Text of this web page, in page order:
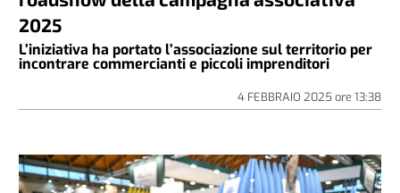
2025
L’iniziativa ha portato l’associazione sul territorio per
incontrare commercianti e piccoli imprenditori
4 FEBBRAIO 2025ore 13:38